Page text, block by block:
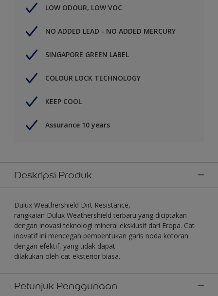
LOW ODOUR, LOW VOC
NO ADDED LEAD - NO ADDED MERCURY
SINGAPORE GREEN LABEL
COLOUR LOCK TECHNOLOGY
KEEP COOL
Assurance 10 years
Deskripsi Produk
Dulux Weathershield Dirt Resistance,
rangkaian Dulux Weathershield terbaru yang diciptakan
dengan inovasi teknologi mineral eksklusif dari Eropa. Cat
inovatif ini mencegah pembentukan garis noda kotoran
dengan efektif, yang tidak dapat
dilakukan oleh cat eksterior biasa.
Petunjuk Penggunaan